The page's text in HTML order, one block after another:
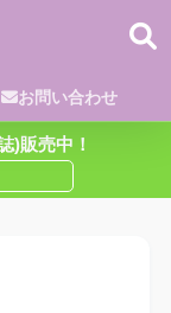
お問い合わせ
)販売中！